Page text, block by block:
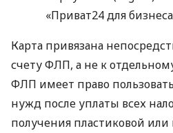
«Приват24 для
Карта привязана
счету ФЛП, а не к
ФЛП имеет право
нужд после уплаты всех
получения пластиковой